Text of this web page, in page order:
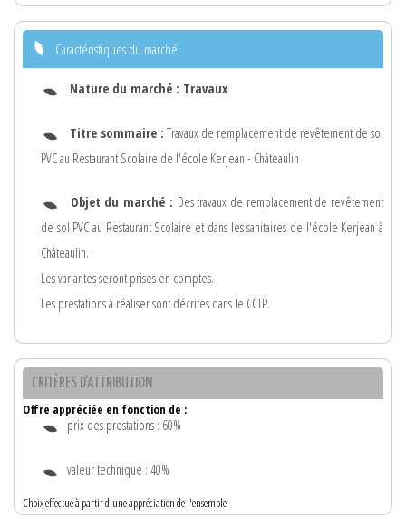
Caractéristiques du marché
Nature du marché : Travaux
Titre sommaire : Travaux de remplacement de revêtement de sol
PVC au Restaurant Scolaire de l'école Kerjean - Châteaulin
Objet du marché : Des travaux de remplacement de revêtement
de sol PVC au Restaurant Scolaire et dans les sanitaires de l'école Kerjean à
Châteaulin.
Les variantes seront prises en comptes.
Les prestations à réaliser sont décrites dans le CCTP.
CRITÈRES D'ATTRIBUTION
Offre appréciée en fonction de :
prix des prestations : 60%
valeur technique : 40%
Choix effectué à partir d'une appréciation de l'ensemble